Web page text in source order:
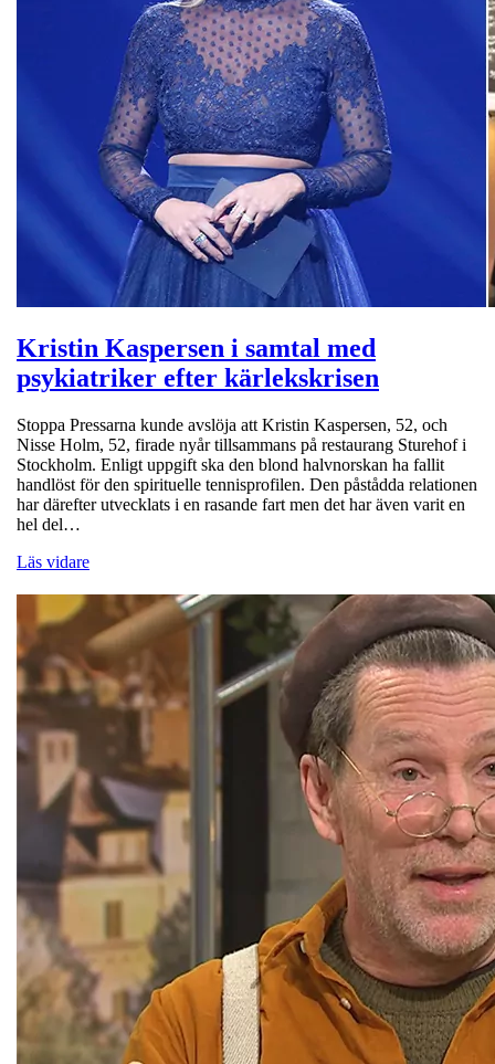
Kristin Kaspersen i samtal med
psykiatriker efter kärlekskrisen
Stoppa Pressarna kunde avslöja att Kristin Kaspersen, 52, och
Nisse Holm, 52, firade nyår tillsammans på restaurang Sturehof i
Stockholm. Enligt uppgift ska den blond halvnorskan ha fallit
handlöst för den spirituelle tennisprofilen. Den påstådda relationen
har därefter utvecklats i en rasande fart men det har även varit en
hel del…
Läs vidare